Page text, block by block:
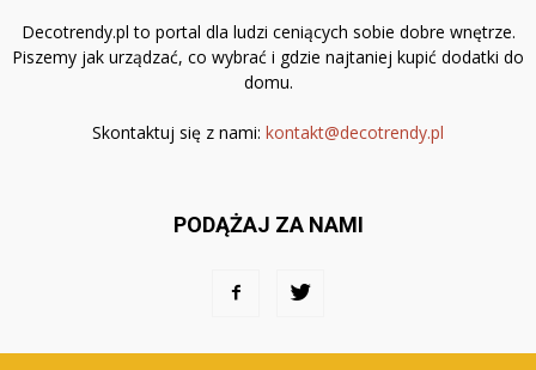
Decotrendy.pl to portal dla ludzi ceniących sobie dobre wnętrze.
Piszemy jak urządzać, co wybrać i gdzie najtaniej kupić dodatki do
domu.
Skontaktuj się z nami: kontakt@decotrendy.pl
PODĄŻAJ ZA NAMI